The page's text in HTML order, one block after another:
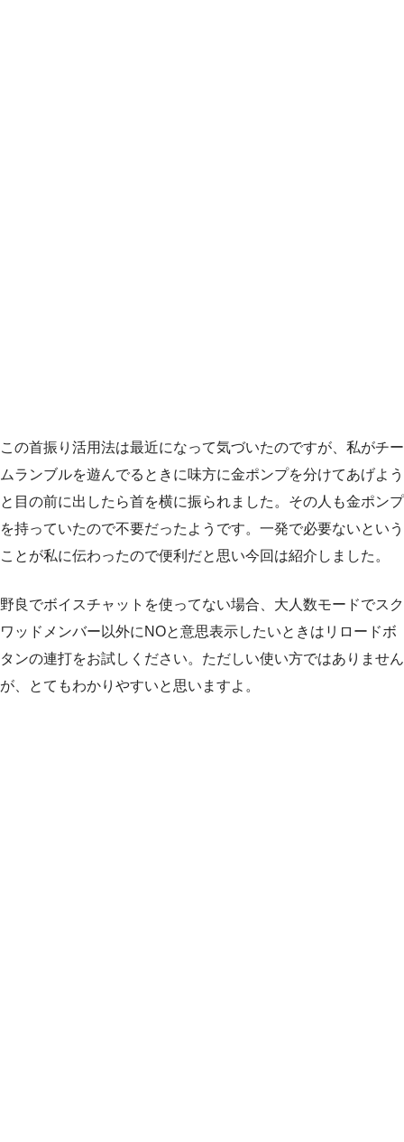
この首振り活用法は最近になって気づいたのですが、私がチー
ムランブルを遊んでるときに味方に金ポンプを分けてあげよう
と目の前に出したら首を横に振られました。その人も金ポンプ
を持っていたので不要だったようです。一発で必要ないという
ことが私に伝わったので便利だと思い今回は紹介しました。
野良でボイスチャットを使ってない場合、大人数モードでスク
ワッドメンバー以外にNOと意思表示したいときはリロードボ
タンの連打をお試しください。ただしい使い方ではありません
が、とてもわかりやすいと思いますよ。